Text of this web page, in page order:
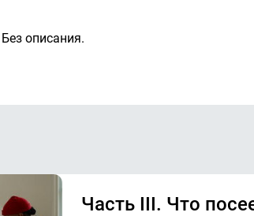
Без описания.
Часть III. Что